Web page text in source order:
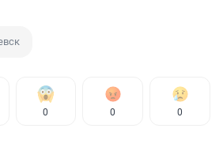
0 0 0